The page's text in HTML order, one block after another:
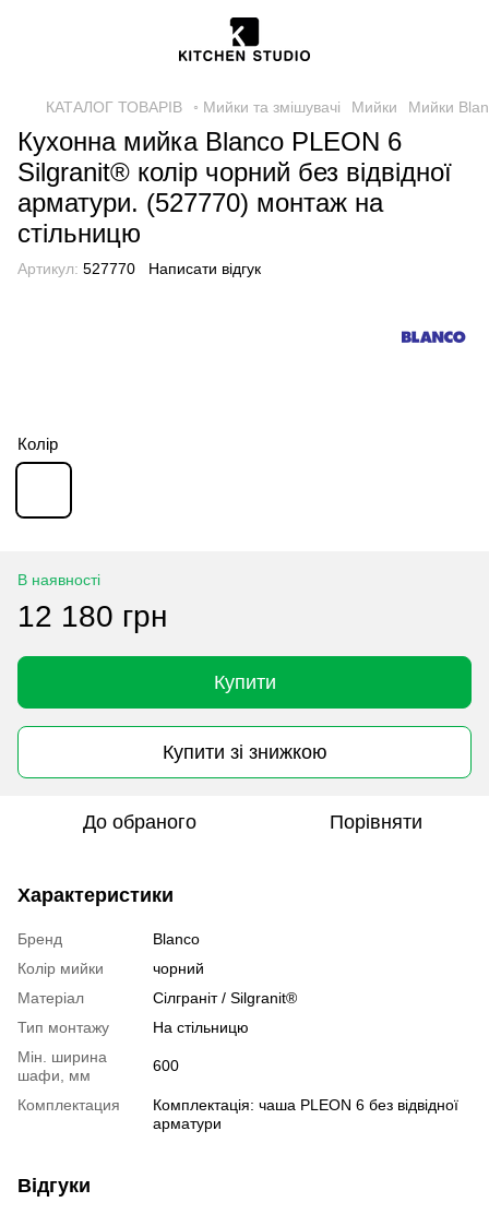
КАТАЛОГ ТОВАРІВ ◦ Мийки та змішувачі Мийки Мийки
Кухонна мийка Blanco PLEON 6
Silgranit® колір чорний без відвідної
арматури. (527770) монтаж на
стільницю
Артикул: 527770 Написати відгук
Колір
В наявності
12 180 грн
Купити
Купити зі знижкою
До обраного Порівняти
Характеристики
Бренд
Blanco
Колір мийки
чорний
Матеріал
Сілграніт / Silgranit®
Тип монтажу
На стільницю
Мін. ширина
шафи, мм
600
Комплектация
Комплектація: чаша PLEON 6 без відвідної
арматури
Відгуки